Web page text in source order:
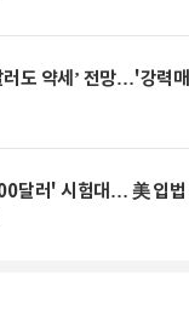
도 약세’ 전망…'강력매
달러' 시험대… 美 입법